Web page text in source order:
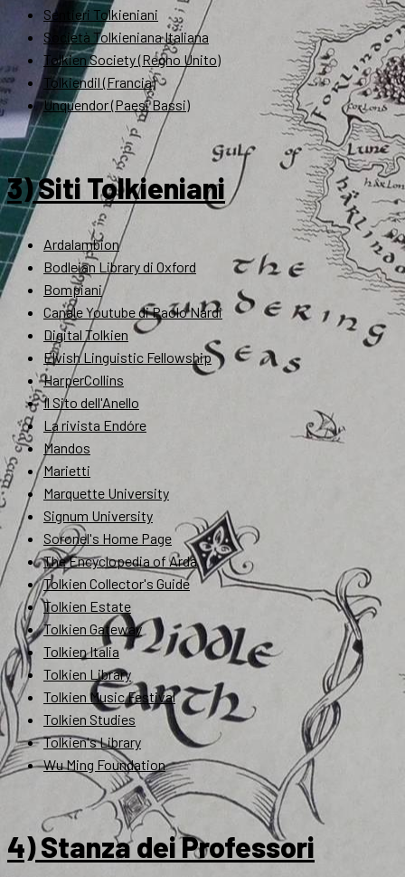
Sentieri Tolkieniani
Società Tolkieniana Italiana
Tolkien Society (Regno Unito)
Tolkiendil (Francia)
Unquendor (Paesi Bassi)
3) Siti Tolkieniani
Ardalambion
Bodleian Library di Oxford
Bompiani
Canale Youtube di Paolo Nardi
Digital Tolkien
Elvish Linguistic Fellowship
HarperCollins
Il Sito dell'Anello
La rivista Endóre
Mandos
Marietti
Marquette University
Signum University
Soronel's Home Page
The Encyclopedia of Arda
Tolkien Collector's Guide
Tolkien Estate
Tolkien Gateway
Tolkien Italia
Tolkien Library
Tolkien Music Festival
Tolkien Studies
Tolkien's Library
Wu Ming Foundation
4) Stanza dei Professori